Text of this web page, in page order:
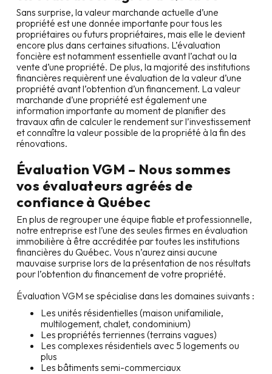
Sans surprise, la valeur marchande actuelle d’une
propriété est une donnée importante pour tous les
propriétaires ou futurs propriétaires, mais elle le devient
encore plus dans certaines situations. L’évaluation
foncière est notamment essentielle avant l’achat ou la
vente d’une propriété. De plus, la majorité des institutions
financières requièrent une évaluation de la valeur d’une
propriété avant l’obtention d’un financement. La valeur
marchande d’une propriété est également une
information importante au moment de planifier des
travaux afin de calculer le rendement sur l’investissement
et connaître la valeur possible de la propriété à la fin des
rénovations.
Évaluation VGM – Nous sommes
vos évaluateurs agréés de
confiance à Québec
En plus de regrouper une équipe fiable et professionnelle,
notre entreprise est l’une des seules firmes en évaluation
immobilière à être accréditée par toutes les institutions
financières du Québec. Vous n’aurez ainsi aucune
mauvaise surprise lors de la présentation de nos résultats
pour l’obtention du financement de votre propriété.
Évaluation VGM se spécialise dans les domaines suivants :
Les unités résidentielles (maison unifamiliale,
multilogement, chalet, condominium)
Les propriétés terriennes (terrains vagues)
Les complexes résidentiels avec 5 logements ou
plus
Les bâtiments semi-commerciaux